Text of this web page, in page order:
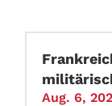
Aug. 6,